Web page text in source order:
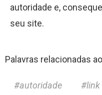
autoridade e,
seu site.
Palavras relacionadas
autoridade link